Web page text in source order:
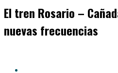
El tren Rosario –
nuevas frecuencias